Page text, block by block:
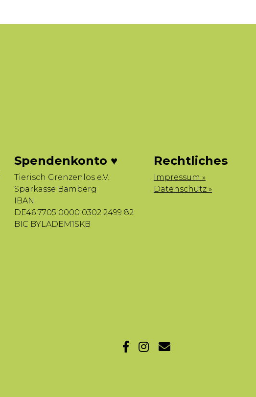
Spendenkonto ♥
Tierisch Grenzenlos e.V.
Sparkasse Bamberg
IBAN
DE46 7705 0000 0302 2499 82
BIC BYLADEM1SKB
Rechtliches
Impressum »
Datenschutz »